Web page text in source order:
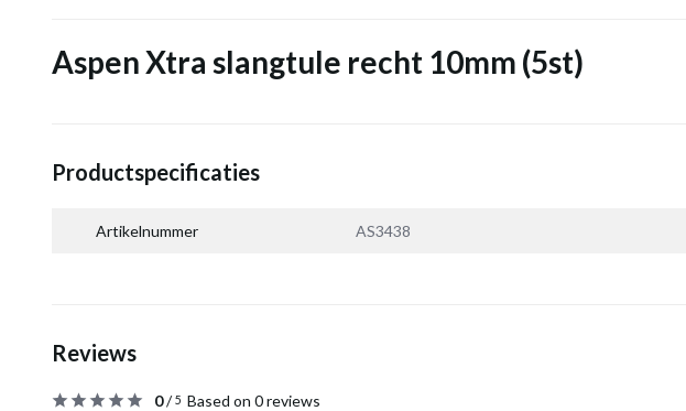
Aspen Xtra slangtule recht 10mm (5st)
Productspecificaties
Artikelnummer AS3438
Reviews
0/5 Based on 0 reviews